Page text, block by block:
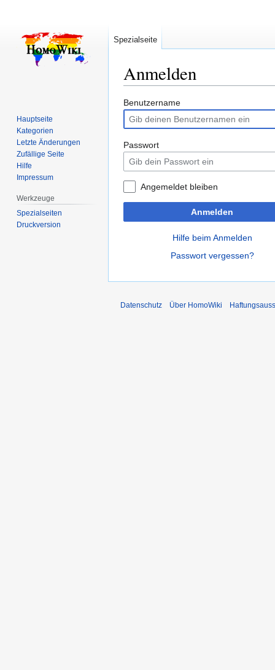
Anmelden
Zur
Navigation
springen
Zur
Suche
springen
Benutzername
Passwort
Angemeldet bleiben
Anmelden
Hilfe beim Anmelden
Passwort vergessen?
Spezialseite
Hauptseite
Kategorien
Letzte Änderungen
Zufällige Seite
Hilfe
Impressum
Werkzeuge
Spezialseiten
Druckversion
Datenschutz Über HomoWiki